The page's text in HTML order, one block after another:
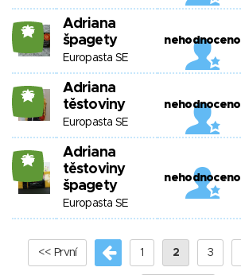
26
Adriana
špagety
Europasta SE
nehodnoceno
26
Adriana
těstoviny
Europasta SE
nehodnoceno
26
Adriana
těstoviny
špagety
Europasta SE
nehodnoceno
<< První 1 2 3